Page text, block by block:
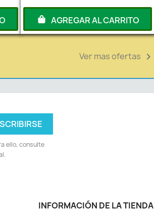
AGREGAR AL CARRITO
Ver mas ofertas 
ello, consulte
INFORMACIÓN DE LA TIENDA